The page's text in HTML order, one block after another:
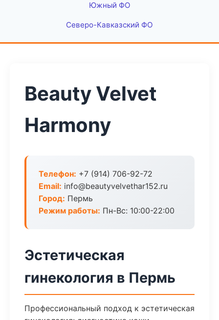
Южный ФО
Северо-Кавказский ФО
Beauty Velvet
Harmony
Телефон: +7 (914) 706-92-72
Email: info@beautyvelvethar152.ru
Город: Пермь
Режим работы: Пн-Вс: 10:00-22:00
Эстетическая
гинекология в Пермь
Профессиональный подход к эстетическая